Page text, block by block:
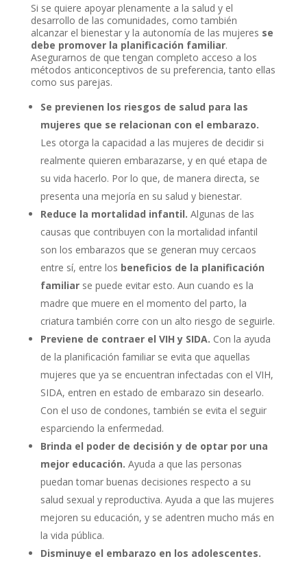
Si se quiere apoyar plenamente a la salud y el
desarrollo de las comunidades, como también
alcanzar el bienestar y la autonomía de las mujeres se
debe promover la planificación familiar.
Asegurarnos de que tengan completo acceso a los
métodos anticonceptivos de su preferencia, tanto ellas
como sus parejas.
Se previenen los riesgos de salud para las
mujeres que se relacionan con el embarazo.
Les otorga la capacidad a las mujeres de decidir si
realmente quieren embarazarse, y en qué etapa de
su vida hacerlo. Por lo que, de manera directa, se
presenta una mejoría en su salud y bienestar.
Reduce la mortalidad infantil. Algunas de las
causas que contribuyen con la mortalidad infantil
son los embarazos que se generan muy cercaos
entre sí, entre los beneficios de la planificación
familiarse puede evitar esto. Aun cuando es la
madre que muere en el momento del parto, la
criatura también corre con un alto riesgo de seguirle.
Previene de contraer el VIH y SIDA. Con la ayuda
de la planificación familiar se evita que aquellas
mujeres que ya se encuentran infectadas con el VIH,
SIDA, entren en estado de embarazo sin desearlo.
Con el uso de condones, también se evita el seguir
esparciendo la enfermedad.
Brinda el poder de decisión y de optar por una
mejor educación. Ayuda a que las personas
puedan tomar buenas decisiones respecto a su
salud sexual y reproductiva. Ayuda a que las mujeres
mejoren su educación, y se adentren mucho más en
la vida pública.
Disminuye el embarazo en los adolescentes.